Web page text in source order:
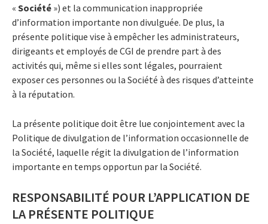
« Société ») et la communication inappropriée
d’information importante non divulguée. De plus, la
présente politique vise à empêcher les administrateurs,
dirigeants et employés de CGI de prendre part à des
activités qui, même si elles sont légales, pourraient
exposer ces personnes ou la Société à des risques d’atteinte
à la réputation.
La présente politique doit être lue conjointement avec la
Politique de divulgation de l’information occasionnelle de
la Société, laquelle régit la divulgation de l’information
importante en temps opportun par la Société.
RESPONSABILITÉ POUR L’APPLICATION DE
LA PRÉSENTE POLITIQUE